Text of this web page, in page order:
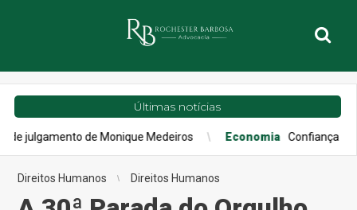
Últimas notícias
de Monique Medeiros Economia Confiança do consumidor
Direitos Humanos Direitos Humanos